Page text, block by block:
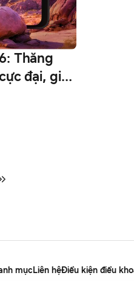
Thăng
đại, giải
bán
mụcLiên hệĐiều kiện điều